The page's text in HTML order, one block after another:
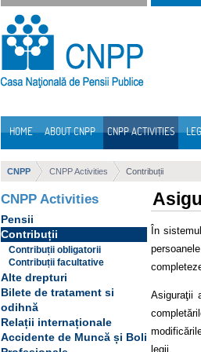
Skip to Content
HOME ABOUT CNPP CNPP ACTIVITIES
CNPP CNPP Activities Contribuții
CNPP Activities
Pensii
Contribuții
Contribuții obligatorii
Contribuții facultative
Alte drepturi
Bilete de tratament si
odihnă
Relații internaționale
Accidente de Muncă și Boli
În
Asiguraţii
legii.